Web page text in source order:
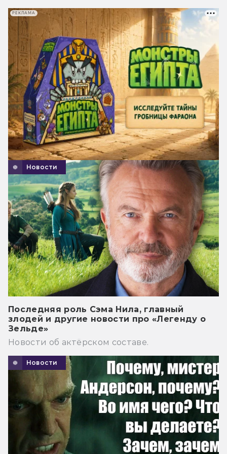
Новости
Последняя роль Сэма Нила, главный
злодей и другие новости про «Легенду о
Зельде»
Новости об актёрском составе.
Новости
РЕКЛАМА